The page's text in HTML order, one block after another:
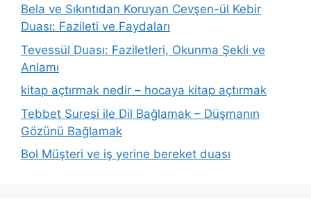
Bela ve Sıkıntıdan Koruyan Cevşen-ül Kebir
Duası: Fazileti ve Faydaları
Tevessül Duası: Faziletleri, Okunma Şekli ve
Anlamı
kitap açtırmak nedir – hocaya kitap açtırmak
Tebbet Suresi ile Dil Bağlamak – Düşmanın
Gözünü Bağlamak
Bol Müşteri ve iş yerine bereket duası